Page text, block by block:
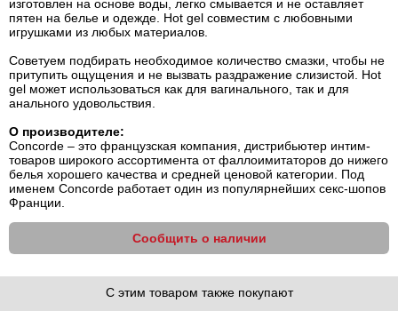
изготовлен на основе воды, легко смывается и не оставляет
пятен на белье и одежде. Hot gel совместим с любовными
игрушками из любых материалов.
Советуем подбирать необходимое количество смазки, чтобы не
притупить ощущения и не вызвать раздражение слизистой. Hot
gel может использоваться как для вагинального, так и для
анального удовольствия.
О производителе:
Concorde – это французская компания, дистрибьютер интим-
товаров широкого ассортимента от фаллоимитаторов до нижего
белья хорошего качества и средней ценовой категории. Под
именем Concorde работает один из популярнейших секс-шопов
Франции.
Сообщить о наличии
С этим товаром также покупают